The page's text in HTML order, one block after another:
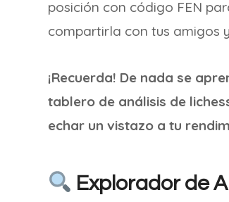
posición con código FEN
compartirla con tus amigos
¡Recuerda! De nada se
tablero de análisis de
echar un vistazo a tu
Explorador de